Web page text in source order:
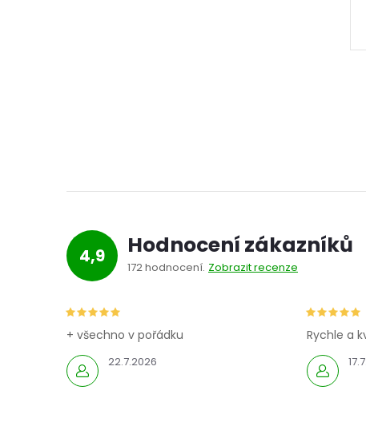
d
c
í
p
4,9 Hodnocení zákazníků
172 hodnocení Zobrazit recenze
22.7.2026
+ všechno v pořádku Rychle a